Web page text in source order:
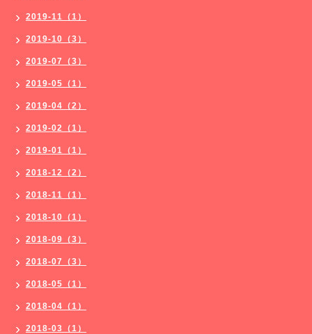
2019-11（1）
2019-10（3）
2019-07（3）
2019-05（1）
2019-04（2）
2019-02（1）
2019-01（1）
2018-12（2）
2018-11（1）
2018-10（1）
2018-09（3）
2018-07（3）
2018-05（1）
2018-04（1）
2018-03（1）